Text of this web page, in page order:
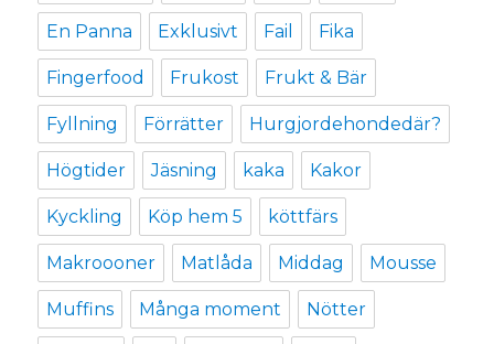
En Panna Exklusivt Fail Fika
Fingerfood Frukost Frukt & Bär
Fyllning Förrätter Hurgjordehondedär?
Högtider Jäsning kaka Kakor
Kyckling Köp hem 5 köttfärs
Makroooner Matlåda Middag Mousse
Muffins Många moment Nötter